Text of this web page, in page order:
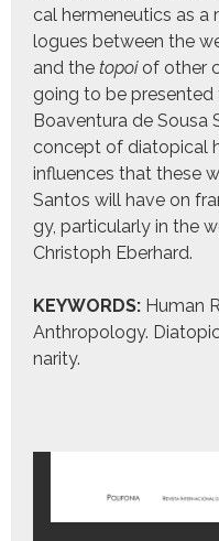
cal hermeneu­tics as
logues between the
and the topoi of oth­er
going to be
Boaven­tu­ra de Sousa
con­cept of diatopi­cal
influ­ences that these
San­tos will have on
gy, par­tic­u­lar­ly in the
Christoph Eber­hard.
KEYWORDS: Human
Anthro­pol­o­gy.
nar­i­ty.